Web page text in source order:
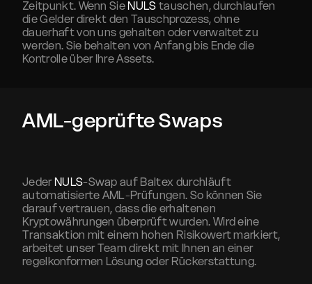
Zeitpunkt. Wenn SieNULS tauschen, durchlaufen
die Gelder direkt den Tauschprozess, ohne
dauerhaft von uns gehalten oder verwaltet zu
werden. Sie behalten von Anfang bis Ende die
Kontrolle über Ihre Assets.
AML-geprüfte Swaps
JederNULS-Swap auf Baltex durchläuft
automatisierte AML-Prüfungen. So können Sie
darauf vertrauen, dass die erhaltenen
Kryptowährungen überprüft wurden. Wird eine
Transaktion mit einem hohen Risikowert markiert,
arbeitet unser Team direkt mit Ihnen an einer
regelkonformen Lösung oder Rückerstattung.